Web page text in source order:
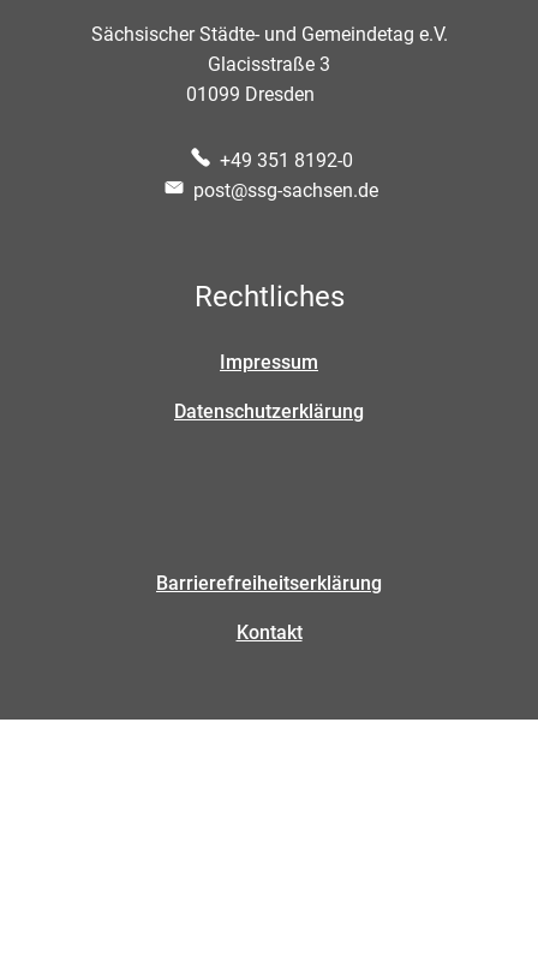
Sächsischer Städte- und Gemeindetag e.V.
Glacisstraße 3
01099 Dresden
+49 351 8192-0
post@ssg-sachsen.de
Rechtliches
Impressum
Datenschutzerklärung
Barrierefreiheitserklärung
Kontakt